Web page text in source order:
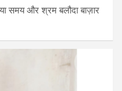
समय और श्रम बलौदा बाज़ार